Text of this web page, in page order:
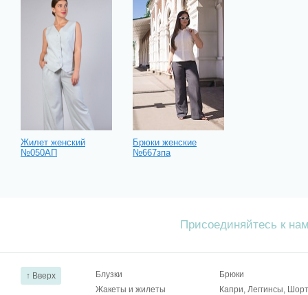
Жилет женский
№050АП
Брюки женские
№667зпа
Присоединяйтесь к
↑ Вверх Блузки
Брюки
Жакеты и жилеты
Капри, Леггинсы,